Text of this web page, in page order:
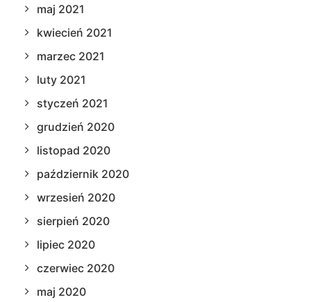
maj 2021
kwiecień 2021
marzec 2021
luty 2021
styczeń 2021
grudzień 2020
listopad 2020
październik 2020
wrzesień 2020
sierpień 2020
lipiec 2020
czerwiec 2020
maj 2020